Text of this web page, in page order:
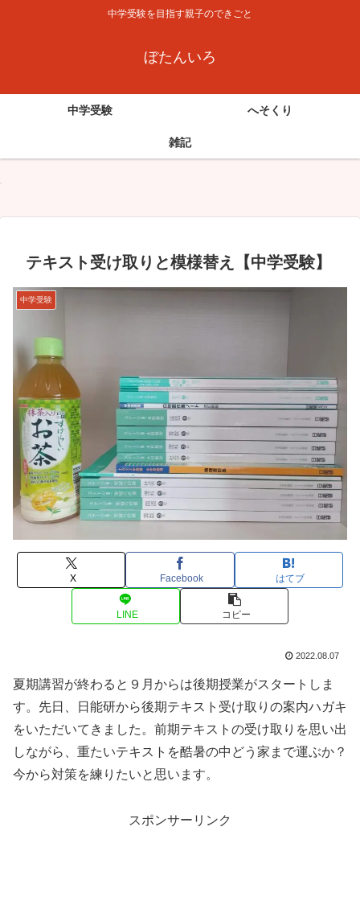
中学受験を目指す親子のできごと
ぼたんいろ
中学受験 へそくり
雑記
テキスト受け取りと模様替え【中学受験】
中学受験
X Facebook はてブ
LINE コピー
2022.08.07
夏期講習が終わると９月からは後期授業がスタートしま
す。先日、日能研から後期テキスト受け取りの案内ハガキ
をいただいてきました。前期テキストの受け取りを思い出
しながら、重たいテキストを酷暑の中どう家まで運ぶか？
今から対策を練りたいと思います。
スポンサーリンク